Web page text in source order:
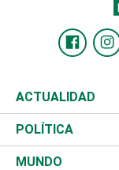
ACTUALIDAD
Nacional
Ciudad
POLÍTICA
Partidos
MUNDO